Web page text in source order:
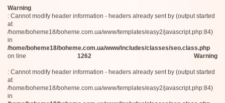
Warning
: Cannot modify header information - headers already sent by (output started
at
/home/boheme18/boheme.com.ua/www/templates/easy2/javascript.php:84)
in
/home/boheme18/boheme.com.ua/www/includes/classes/seo.class.php
on line
1262 Warning
: Cannot modify header information - headers already sent by (output started
at
/home/boheme18/boheme.com.ua/www/templates/easy2/javascript.php:84)
in